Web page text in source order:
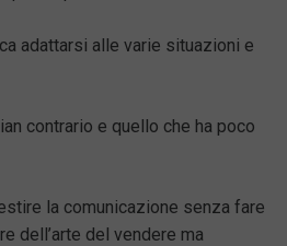
adattarsi alle varie situazioni e
contrario e quello che ha poco
la comunicazione senza fare
dell’arte del vendere ma